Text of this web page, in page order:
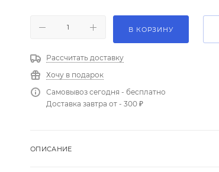
В КОРЗИНУ
Рассчитать доставку
Хочу в подарок
Самовывоз сегодня - бесплатно
Доставка завтра от - 300 ₽
ОПИСАНИЕ